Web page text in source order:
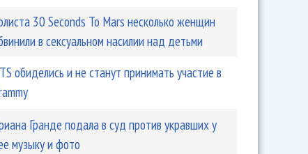
30 Seconds To Mars несколько женщин
в сексуальном насилии над детьми
обиделись и не станут принимать участие в
Гранде подала в суд против укравших у
музыку и фото